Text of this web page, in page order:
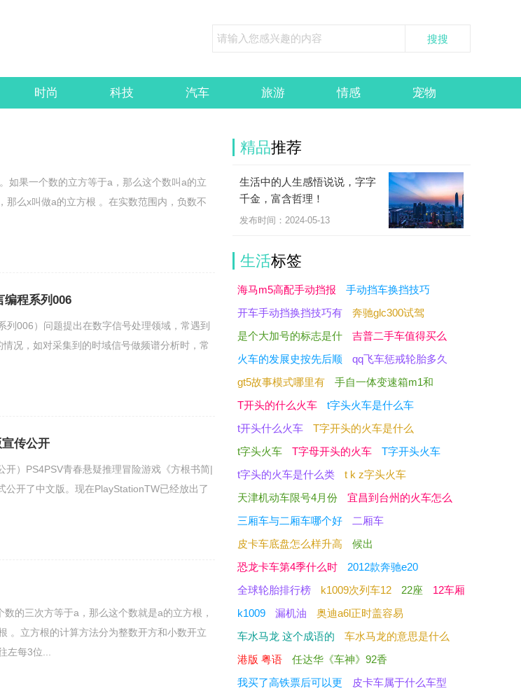
时尚 科技 汽车 旅游 情感 宠物
如果一个数的立方等于a，那么这个数叫a的立
那么x叫做a的立方根 。在实数范围内，负数不
编程系列006
006）问题提出在数字信号处理领域，常遇到
况，如对采集到的时域信号做频谱分析时，常
传公开
）PS4PSV青春悬疑推理冒险游戏《方根书简|
开了中文版。现在PlayStationTW已经放出了
的三次方等于a，那么这个数就是a的立方根，
。立方根的计算方法分为整数开方和小数开立
左每3位...
精品推荐
生活中的人生感悟说说，字字
千金，富含哲理！
发布时间：2024-05-13
生活标签
海马m5高配手动挡报
手动挡车换挡技巧
开车手动挡换挡技巧有
奔驰glc300试驾
是个大加号的标志是什
吉普二手车值得买么
火车的发展史按先后顺
qq飞车惩戒轮胎多久
gt5故事模式哪里有
手自一体变速箱m1和
T开头的什么火车
t字头火车是什么车
t开头什么火车
T字开头的火车是什么
t字头火车
T字母开头的火车
T字开头火车
t字头的火车是什么类
t k z字头火车
天津机动车限号4月份
宜昌到台州的火车怎么
三厢车与二厢车哪个好
二厢车
皮卡车底盘怎么样升高
候出
恐龙卡车第4季什么时
2012款奔驰e20
全球轮胎排行榜
k1009次列车12 22座
12车厢
k1009
漏机油
奥迪a6l正时盖容易
车水马龙 这个成语的
车水马龙的意思是什么
港版 粤语
任达华《车神》92香
我买了高铁票后可以更
皮卡车属于什么车型